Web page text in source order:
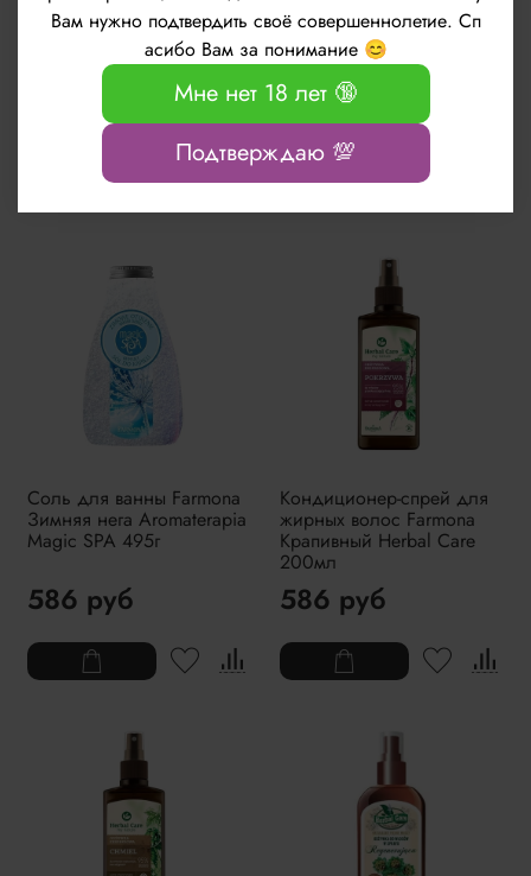
Соль для ванны Farmona
Розовые сады
Aromaterapia Magic SPA
586 руб
Соль для ванны Farmona
Океан покоя Aromaterapia
Magic SPA 495г
586 руб
Соль для ванны Farmona
Зимняя нега Aromaterapia
Magic SPA 495г
586 руб
Кондиционер-спрей для
жирных волос Farmona
Крапивный Herbal Care
200мл
586 руб
Вам нужно подтвердить своё совершеннолетие. Сп
асибо Вам за понимание 😊
Мне нет 18 лет 🔞
Подтверждаю 💯